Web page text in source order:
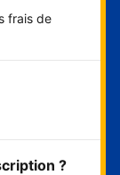
frais de
?